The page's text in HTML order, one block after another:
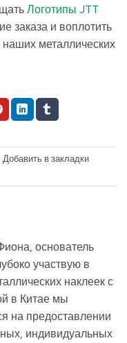
Логотипы JTT
заказа и воплотить
металлических
. Добавить в закладки
основатель
участвую в
наклеек с
в Китае мы
на предоставлении
индивидуальных